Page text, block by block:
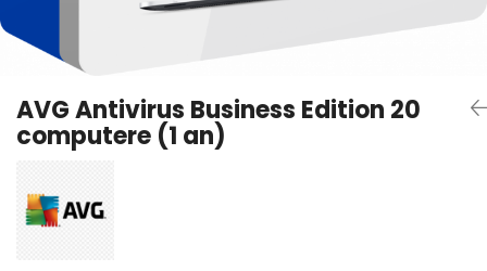
AVG Antivirus Business Edition 20
computere (1 an)